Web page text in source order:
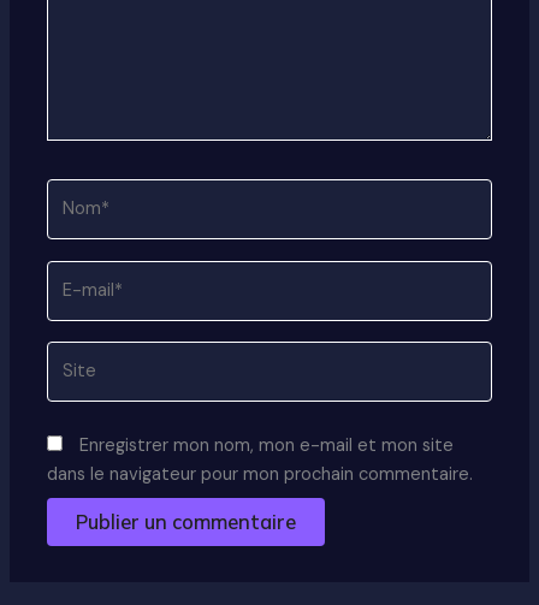
E-
mail*
Site
Enregistrer mon nom, mon e-mail et mon site
dans le navigateur pour mon prochain commentaire.